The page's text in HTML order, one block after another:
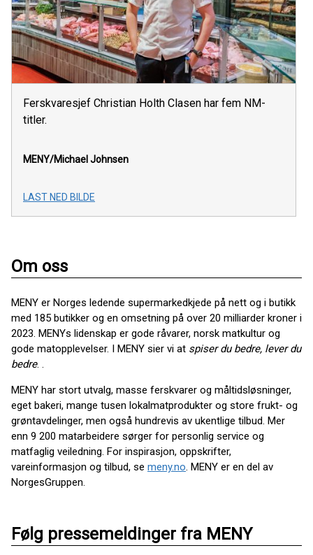
Ferskvaresjef Christian Holth Clasen har fem NM-
titler.
MENY/Michael Johnsen
LAST NED BILDE
Om oss
MENY er Norges ledende supermarkedkjede på nett og i butikk
med 185 butikker og en omsetning på over 20 milliarder kroner i
2023. MENYs lidenskap er gode råvarer, norsk matkultur og
gode matopplevelser. I MENY sier vi at spiser du bedre, lever du
bedre. .
MENY har stort utvalg, masse ferskvarer og måltidsløsninger,
eget bakeri, mange tusen lokalmatprodukter og store frukt- og
grøntavdelinger, men også hundrevis av ukentlige tilbud. Mer
enn 9 200 matarbeidere sørger for personlig service og
matfaglig veiledning. For inspirasjon, oppskrifter,
vareinformasjon og tilbud, se meny.no. MENY er en del av
NorgesGruppen.
Følg pressemeldinger fra MENY